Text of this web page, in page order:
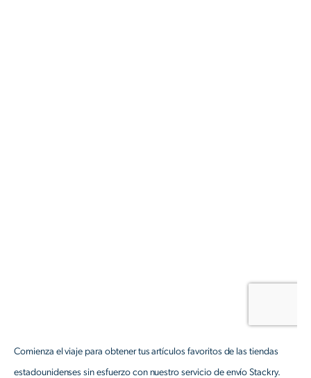
Comienza el viaje para obtener tus artículos favoritos de las tiendas
estadounidenses sin esfuerzo con nuestro servicio de envío Stackry.